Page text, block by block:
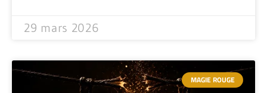
29 mars 2026
MAGIE ROUGE